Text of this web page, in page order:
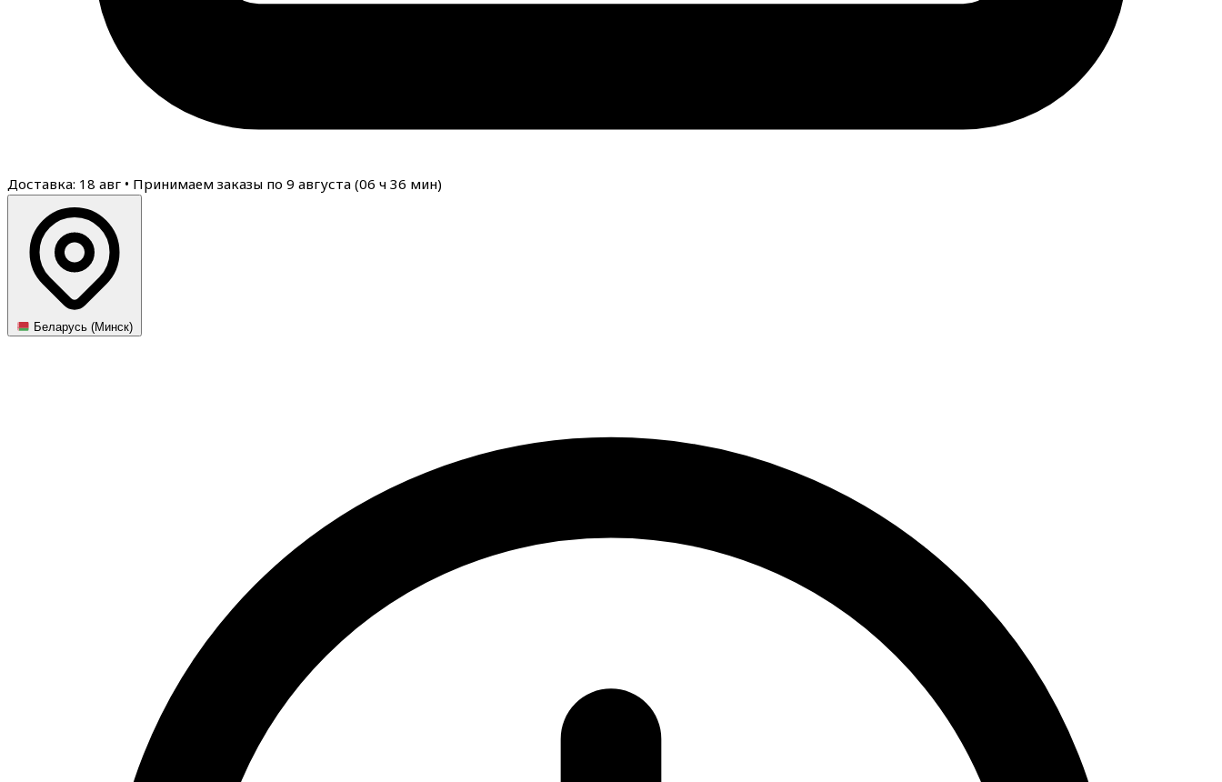
Доставка: 18 авг • Принимаем заказы по 9 августа (06 ч 36 мин)
Беларусь (Минск)